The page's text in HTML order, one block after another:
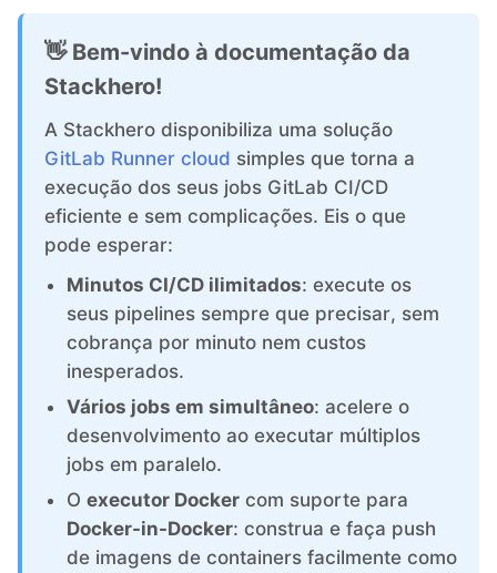
ChatWoot
ClickHouse
Code-Hero
Directus
Docker
Elasticsearch
GitLab
👋 Bem-vindo à documentação da
Stackhero!
A Stackhero disponibiliza uma solução
GitLab Runner cloud simples que torna a
execução dos seus jobs GitLab CI/CD
eficiente e sem complicações. Eis o que
pode esperar:
Minutos CI/CD ilimitados: execute os
seus pipelines sempre que precisar, sem
cobrança por minuto nem custos
inesperados.
Vários jobs em simultâneo: acelere o
desenvolvimento ao executar múltiplos
jobs em paralelo.
O executor Docker com suporte para
Docker-in-Docker: construa e faça push
de imagens de containers facilmente como